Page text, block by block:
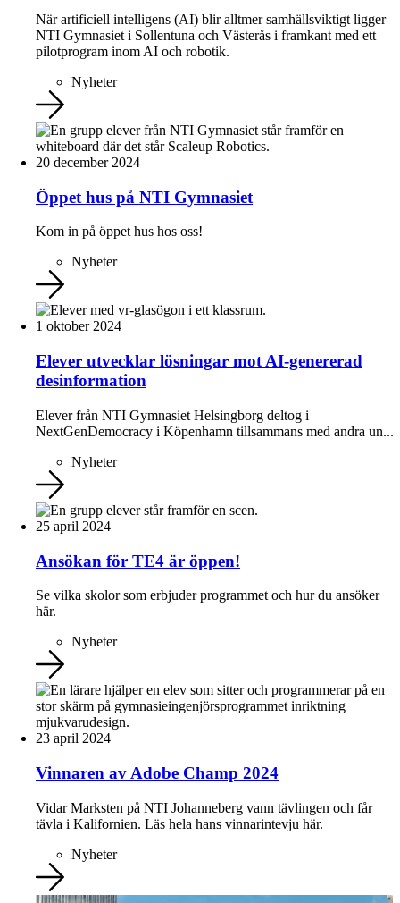
När artificiell intelligens (AI) blir alltmer samhällsviktigt ligger
NTI Gymnasiet i Sollentuna och Västerås i framkant med ett
pilotprogram inom AI och robotik.
Nyheter
20 december 2024
Öppet hus på NTI Gymnasiet
Kom in på öppet hus hos oss!
Nyheter
1 oktober 2024
Elever utvecklar lösningar mot AI-genererad
desinformation
Elever från NTI Gymnasiet Helsingborg deltog i
NextGenDemocracy i Köpenhamn tillsammans med andra un...
Nyheter
25 april 2024
Ansökan för TE4 är öppen!
Se vilka skolor som erbjuder programmet och hur du ansöker
här.
Nyheter
23 april 2024
Vinnaren av Adobe Champ 2024
Vidar Marksten på NTI Johanneberg vann tävlingen och får
tävla i Kalifornien. Läs hela hans vinnarintevju här.
Nyheter